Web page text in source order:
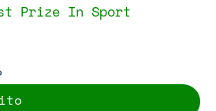
Prize In Sport